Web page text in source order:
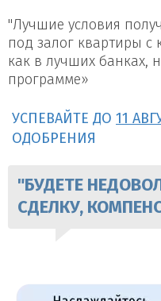
"Лучшие условия
под залог квартиры с
как в лучших банках,
программе»
УСПЕВАЙТЕ ДО 11
ОДОБРЕНИЯ
"БУДЕТЕ
СДЕЛКУ,